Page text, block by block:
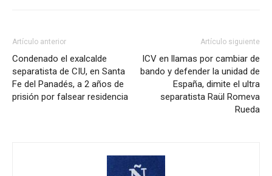
Artículo anterior
Condenado el exalcalde
separatista de CIU, en Santa
Fe del Panadés, a 2 años de
prisión por falsear residencia
Artículo siguiente
ICV en llamas por cambiar de
bando y defender la unidad de
España, dimite el ultra
separatista Raül Romeva
Rueda